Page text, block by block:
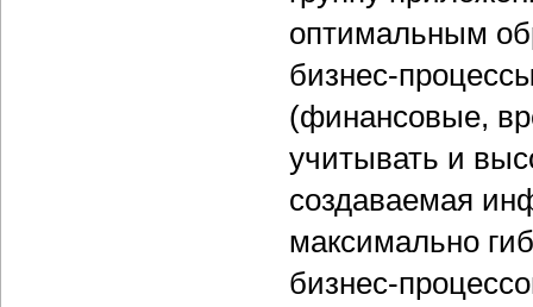
оптимальным
бизнес-
(финансовые,
учитывать и
создаваемая
максимально
бизнес-